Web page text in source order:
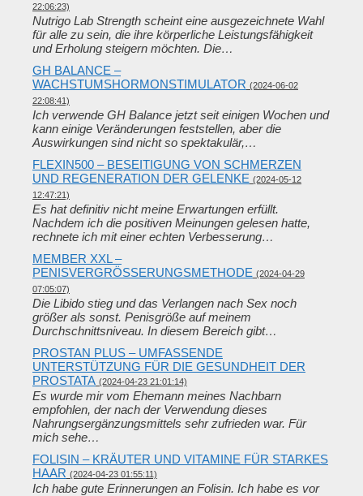
22:06:23)
Nutrigo Lab Strength scheint eine ausgezeichnete Wahl
für alle zu sein, die ihre körperliche Leistungsfähigkeit
und Erholung steigern möchten. Die…
GH BALANCE –
WACHSTUMSHORMONSTIMULATOR (2024-06-02
22:08:41)
Ich verwende GH Balance jetzt seit einigen Wochen und
kann einige Veränderungen feststellen, aber die
Auswirkungen sind nicht so spektakulär,…
FLEXIN500 – BESEITIGUNG VON SCHMERZEN
UND REGENERATION DER GELENKE (2024-05-12
12:47:21)
Es hat definitiv nicht meine Erwartungen erfüllt.
Nachdem ich die positiven Meinungen gelesen hatte,
rechnete ich mit einer echten Verbesserung…
MEMBER XXL –
PENISVERGRÖSSERUNGSMETHODE
(2024-04-29
07:05:07)
Die Libido stieg und das Verlangen nach Sex noch
größer als sonst. Penisgröße auf meinem
Durchschnittsniveau. In diesem Bereich gibt…
PROSTAN PLUS – UMFASSENDE
UNTERSTÜTZUNG FÜR DIE GESUNDHEIT DER
PROSTATA (2024-04-23 21:01:14)
Es wurde mir vom Ehemann meines Nachbarn
empfohlen, der nach der Verwendung dieses
Nahrungsergänzungsmittels sehr zufrieden war. Für
mich sehe…
FOLISIN – KRÄUTER UND VITAMINE FÜR STARKES
HAAR (2024-04-23 01:55:11)
Ich habe gute Erinnerungen an Folisin. Ich habe es vor